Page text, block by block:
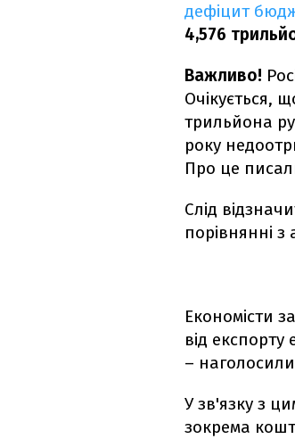
дефіцит
4,576
Важливо!
Очікується,
трильйона
року
Про це
Слід
порівнянні з
Економісти
від
–
У зв'язку з
зокрема